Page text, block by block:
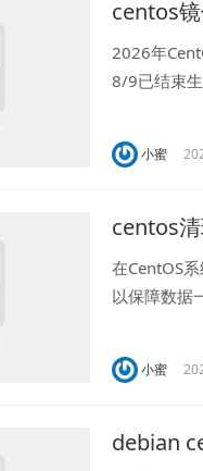
centos
2026年
8/9已结束
小蜜
centos
在CentOS
以保障数据
小蜜
debian